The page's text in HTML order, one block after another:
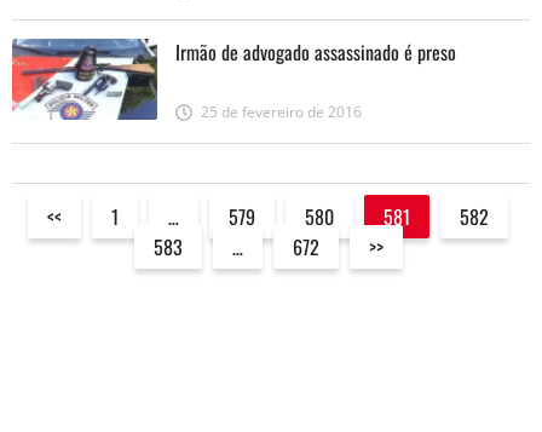
Irmão de advogado assassinado é preso
25 de fevereiro de 2016
<< 1 … 579 580 581
582
583
… 672 >>